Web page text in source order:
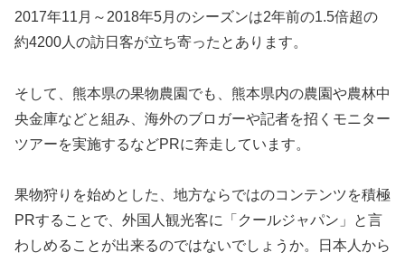
2017年11月～2018年5月のシーズンは2年前の1.5倍超の
約4200人の訪日客が立ち寄ったとあります。
そして、熊本県の果物農園でも、熊本県内の農園や農林中
央金庫などと組み、海外のブロガーや記者を招くモニター
ツアーを実施するなどPRに奔走しています。
果物狩りを始めとした、地方ならではのコンテンツを積極
PRすることで、外国人観光客に「クールジャパン」と言
わしめることが出来るのではないでしょうか。日本人から